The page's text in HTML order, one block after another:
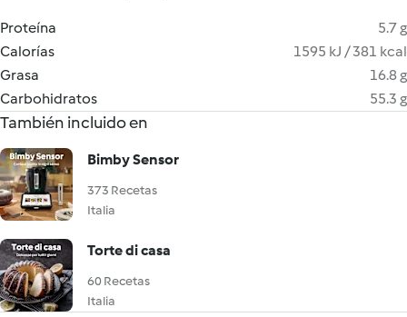
Proteína
5.7 g
Calorías
1595 kJ / 381 kcal
Grasa
16.8 g
Carbohidratos
55.3 g
También incluido en
Bimby Sensor
373 Recetas
Italia
Torte di casa
60 Recetas
Italia